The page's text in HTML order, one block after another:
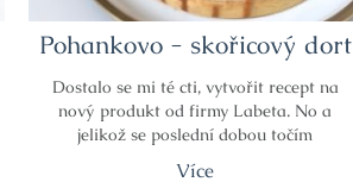
Pohankovo - skořicový dort
Dostalo se mi té cti, vytvořit recept na
nový produkt od firmy Labeta. No a
jelikož se poslední dobou točím
Více